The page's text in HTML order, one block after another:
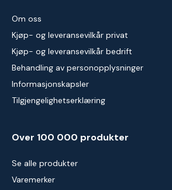
Om oss
Kjøp- og leveransevilkår privat
Kjøp- og leveransevilkår bedrift
Behandling av personopplysninger
Informasjonskapsler
Tilgjengelighetserklæring
Over 100 000 produkter
Se alle produkter
Varemerker